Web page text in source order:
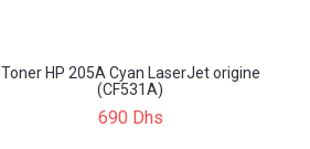
Toner HP 205A Cyan LaserJet origine
(CF531A)
690 Dhs